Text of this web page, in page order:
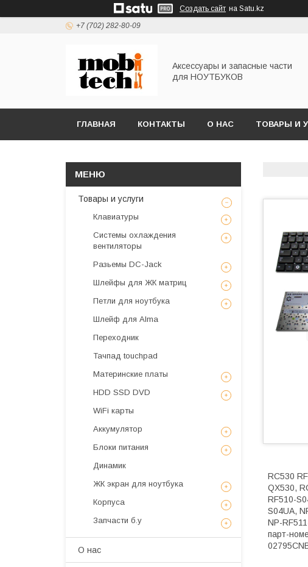
Создать сайт на Satu.kz
+7 (702) 282-80-09
Аксессуары и запасные части
для НОУТБУКОВ
ГЛАВНАЯ КОНТАКТЫ О НАС ТОВАРЫ И
RC530
QX530,
RF510-
S04UA,
NP-
парт-
Товары и услуги
Клавиатуры
Системы охлаждения
вентиляторы
Разьемы DC-Jack
Шлейфы для ЖК матриц
Петли для ноутбука
Шлейф для Alma
Переходник
Тачпад touchpad
Материнские платы
HDD SSD DVD
WiFi карты
Аккумулятор
Блоки питания
Динамик
ЖК экран для ноутбука
Корпуса
Запчасти б.у
О нас